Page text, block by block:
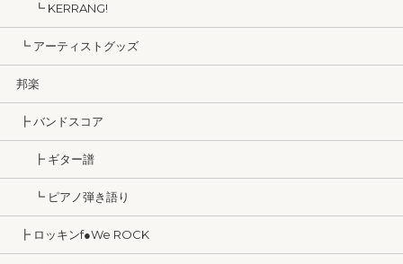
┗ KERRANG!
┗ アーティストグッズ
邦楽
┣ バンドスコア
┣ ギター譜
┗ ピアノ弾き語り
┣ ロッキンf●We ROCK